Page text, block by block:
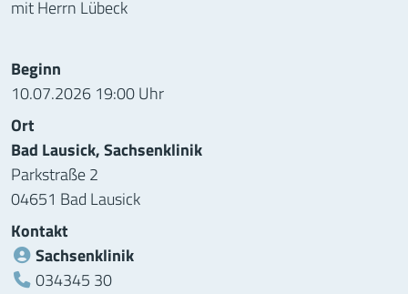
mit Herrn Lübeck
Informationen zur Veranstaltung
Beginn
10.07.2026 19:00 Uhr
Ort
Bad Lausick, Sachsenklinik
Parkstraße 2
04651 Bad Lausick
Kontakt
Sachsenklinik
Telefon:
034345 30